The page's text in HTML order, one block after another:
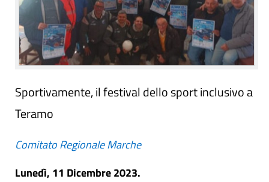
Sportivamente, il festival dello sport inclusivo a
Teramo
Comitato Regionale Marche
Lunedì, 11 Dicembre 2023.